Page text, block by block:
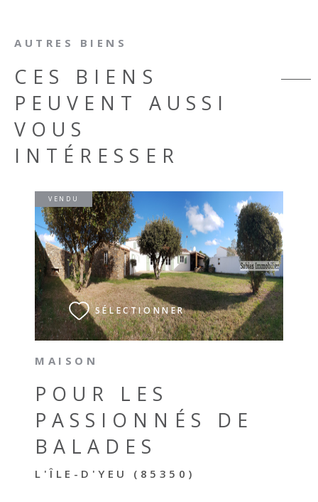
AUTRES BIENS
CES BIENS
PEUVENT AUSSI
VOUS
INTÉRESSER
MAISON
POUR LES
PASSIONNÉS DE
BALADES
L'ÎLE-D'YEU (85350)
VENDU
SÉLECTIONNER
VOIR LE BIEN